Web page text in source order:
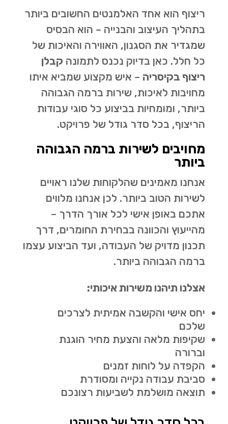
ריצוף הוא אחד האלמנטים החשובים ביותר
בתהליך העיצוב והבנייה – הוא הבסיס
שמגדיר את הסגנון, האווירה והאיכות של
כל חלל. כאן בדיוק נכנס לתמונה קבלן
ריצוף בקיסריה – איש מקצוע שמביא איתו
מחויבות לאיכות, שירות ברמה הגבוהה
ביותר, ומומחיות בביצוע כל סוגי עבודות
הריצוף, בכל סדר גודל של פרויקט.
מחויבים לשירות ברמה הגבוהה
ביותר
אנחנו מאמינים שהלקוחות שלנו ראויים
לשירות הטוב ביותר. לכן אנחנו מלווים
אתכם באופן אישי לכל אורך הדרך –
מהייעוץ והכוונה בבחירת החומרים, דרך
תכנון מדויק של העבודה, ועד הביצוע עצמו
ברמה הגבוהה ביותר.
אצלנו תיהנו משירות איכותי:
יחס אישי והקשבה אמיתית לצרכים
שלכם
שקיפות מלאה והצעת מחיר הוגנת
וברורה
הקפדה על לוחות זמנים
סביבת עבודה נקייה ומסודרת
תוצאה מושלמת לשביעות רצונכם